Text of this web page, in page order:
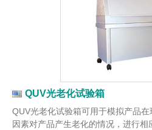
QUV光老化试验箱
QUV光老化试验箱可用于模拟产品
因素对产品产生老化的情况，进行相